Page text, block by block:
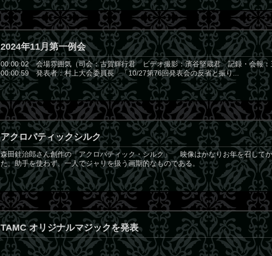
2024年11月第一例会
00:00:02 会場雰囲気（司会：古賀輝行君 ビデオ撮影：濱谷堅蔵君 記録・会
00:00:59 発表者：村上大会委員長 「10/27第76回発表会の反省と振り...
アクロバティックシルク
森田銈治郎さん創作の「アクロバティック・シルク」 映像はかなりお年を召して
た。助手を使わず、一人でジャリを扱う画期的なものである。
TAMC オリジナルマジックを発表